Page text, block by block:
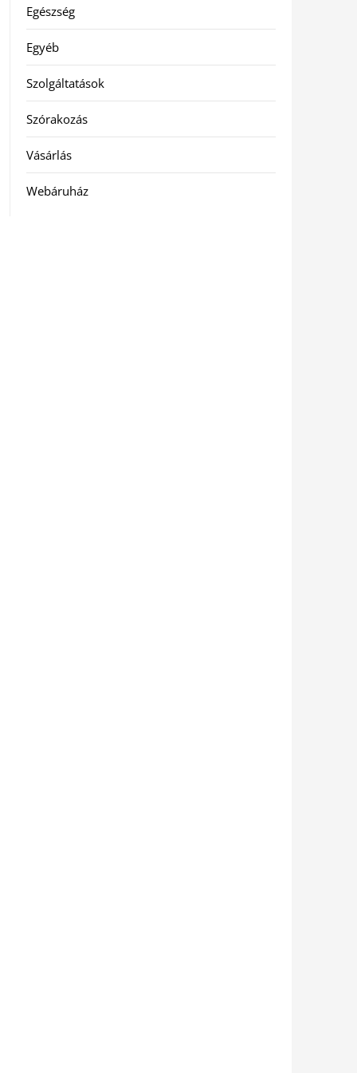
Egészség
Egyéb
Szolgáltatások
Szórakozás
Vásárlás
Webáruház